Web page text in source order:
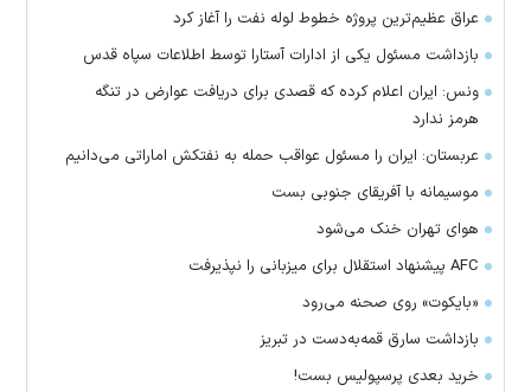
عراق عظیم‌ترین پروژه خطوط لوله نفت را آغاز کرد
بازداشت مسئول یکی از ادارات آستارا توسط اطلاعات سپاه قدس
ونس: ایران اعلام کرده که قصدی برای دریافت عوارض در تنگه
هرمز ندارد
عربستان: ایران را مسئول عواقب حمله به نفتکش اماراتی می‌دانیم
موسیمانه با آفریقای جنوبی بست
هوای تهران خنک می‌شود
AFC پیشنهاد استقلال برای میزبانی را نپذیرفت
«بایکوت» روی صحنه می‌رود
بازداشت سارق قمه‌به‌دست در تبریز
خرید بعدی پرسپولیس بست!